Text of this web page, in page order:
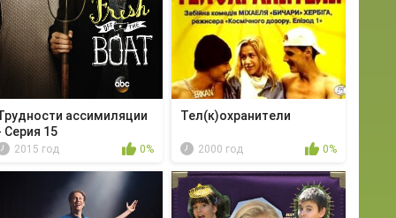
ассимиляции
Серия 15
2015 год 0%
Тел(к)охранители
2000 год 0%